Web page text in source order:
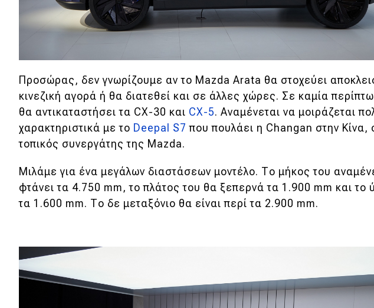
Νέα
Τεχνολογία
Mobility
Σταθμοί φόρτισης
Classic
Νέα
DRIVE Away
Προσώρας, δεν γνωρίζουμε αν το Mazda Arata θα στοχεύει
κινεζική αγορά ή θα διατεθεί και σε άλλες χώρες. Σε καμία
θα αντικαταστήσει τα CX-30 και CX-5. Αναμένεται να μοιράζεται
χαρακτηριστικά με το Deepal S7 που πουλάει η Changan στην Κίνα,
τοπικός συνεργάτης της Mazda.
Μιλάμε για ένα μεγάλων διαστάσεων μοντέλο. Το μήκος του
φτάνει τα 4.750 mm, το πλάτος του θα ξεπερνά τα 1.900 mm και το
τα 1.600 mm. Το δε μεταξόνιο θα είναι περί τα 2.900 mm.